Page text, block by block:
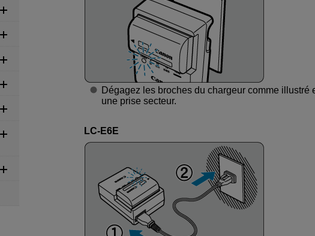
Dégagez les broches du chargeur comme illustré
une prise secteur.
LC-E6E